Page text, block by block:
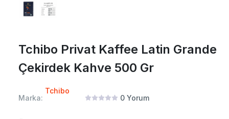
Tchibo Privat Kaffee Latin Grande
Çekirdek Kahve 500 Gr
Marka:
Tchibo
0 Yorum